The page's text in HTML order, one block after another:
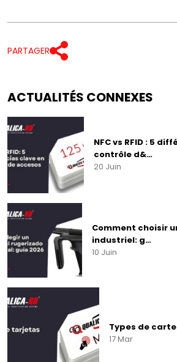
PARTAGER
ACTUALITÉS CONNEXES
NFC vs RFID : 5
contrôle d&…
20 Juin
Comment choisir
industriel: g…
10 Juin
Types de
17 Mar